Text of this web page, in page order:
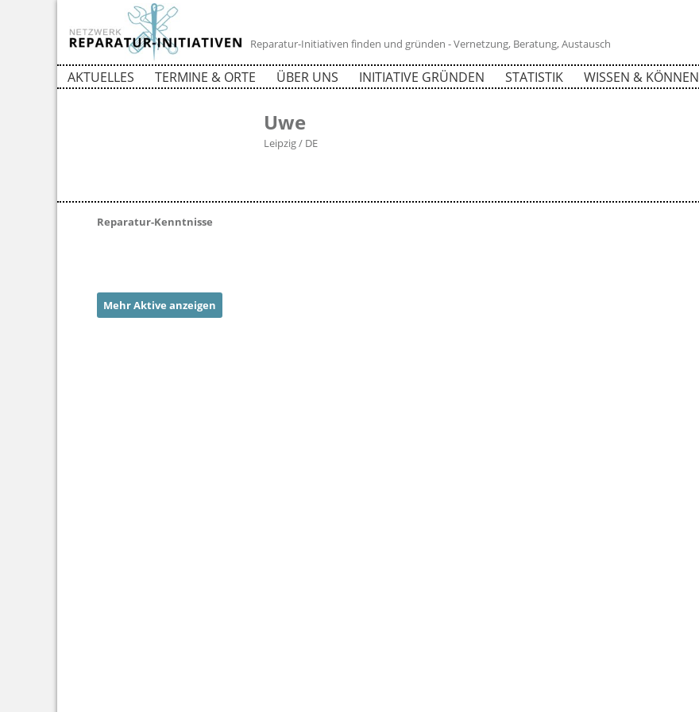
Reparatur-Initiativen finden und gründen - Vernetzung, Beratung, Austausch
AKTUELLES TERMINE & ORTE ÜBER UNS INITIATIVE GRÜNDEN STATISTIK WISSEN & KÖNNEN
Uwe
Leipzig / DE
Reparatur-Kenntnisse
Mehr Aktive anzeigen